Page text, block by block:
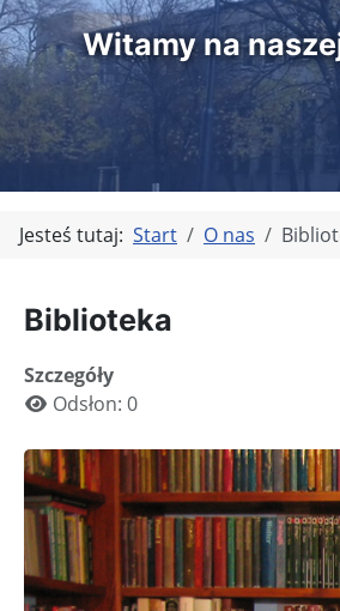
Witamy na
Jesteś tutaj: Start O nas
Biblioteka
Szczegóły
Odsłon: 0